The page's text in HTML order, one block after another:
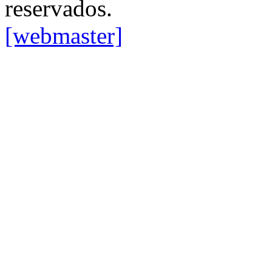
reservados.
[webmaster]